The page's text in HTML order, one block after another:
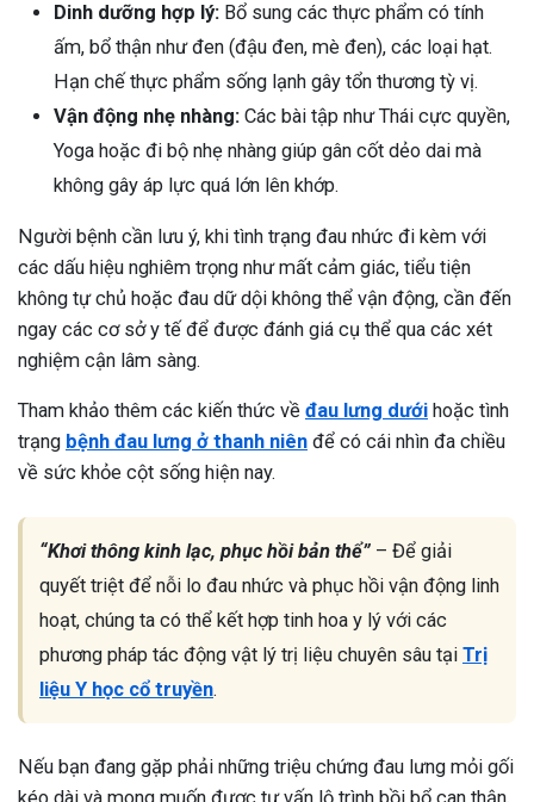
Dinh dưỡng hợp lý: Bổ sung các thực phẩm có tính
ấm, bổ thận như đen (đậu đen, mè đen), các loại hạt.
Hạn chế thực phẩm sống lạnh gây tổn thương tỳ vị.
Vận động nhẹ nhàng: Các bài tập như Thái cực quyền,
Yoga hoặc đi bộ nhẹ nhàng giúp gân cốt dẻo dai mà
không gây áp lực quá lớn lên khớp.
Người bệnh cần lưu ý, khi tình trạng đau nhức đi kèm với
các dấu hiệu nghiêm trọng như mất cảm giác, tiểu tiện
không tự chủ hoặc đau dữ dội không thể vận động, cần đến
ngay các cơ sở y tế để được đánh giá cụ thể qua các xét
nghiệm cận lâm sàng.
Tham khảo thêm các kiến thức về đau lưng dưới hoặc tình
trạng bệnh đau lưng ở thanh niên để có cái nhìn đa chiều
về sức khỏe cột sống hiện nay.
“Khơi thông kinh lạc, phục hồi bản thể” – Để giải
quyết triệt để nỗi lo đau nhức và phục hồi vận động linh
hoạt, chúng ta có thể kết hợp tinh hoa y lý với các
phương pháp tác động vật lý trị liệu chuyên sâu tại Trị
liệu Y học cổ truyền.
Nếu bạn đang gặp phải những triệu chứng đau lưng mỏi gối